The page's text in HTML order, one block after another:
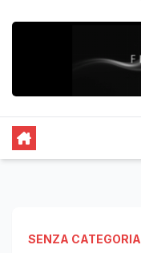
SENZA CATEGORIA